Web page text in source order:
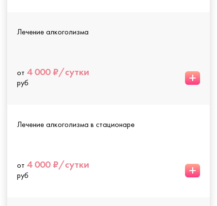
Лечение алкоголизма
от 4 000 ₽/сутки
руб +
Лечение алкоголизма в стационаре
от 4 000 ₽/сутки
руб +